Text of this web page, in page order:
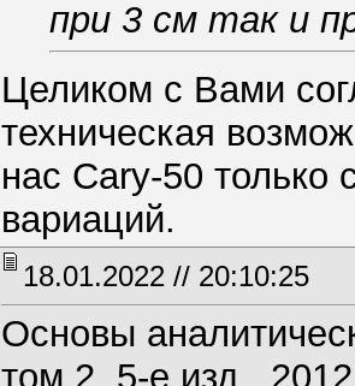
при 3 см так и
Целиком с Вами
техническая
нас Cary-50 только
вариаций.
18.01.2022 // 20:10:25
Основы
том 2, 5-е изд.,